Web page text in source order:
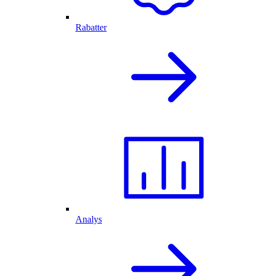
Rabatter
Analys